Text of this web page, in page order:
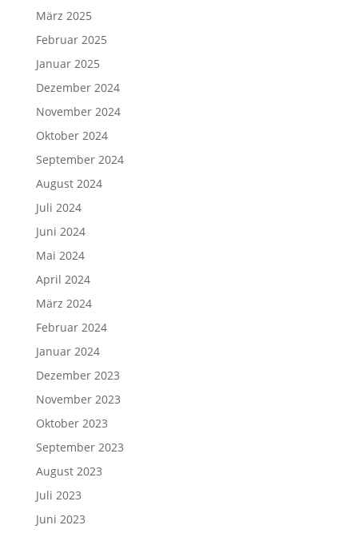
März 2025
Februar 2025
Januar 2025
Dezember 2024
November 2024
Oktober 2024
September 2024
August 2024
Juli 2024
Juni 2024
Mai 2024
April 2024
März 2024
Februar 2024
Januar 2024
Dezember 2023
November 2023
Oktober 2023
September 2023
August 2023
Juli 2023
Juni 2023